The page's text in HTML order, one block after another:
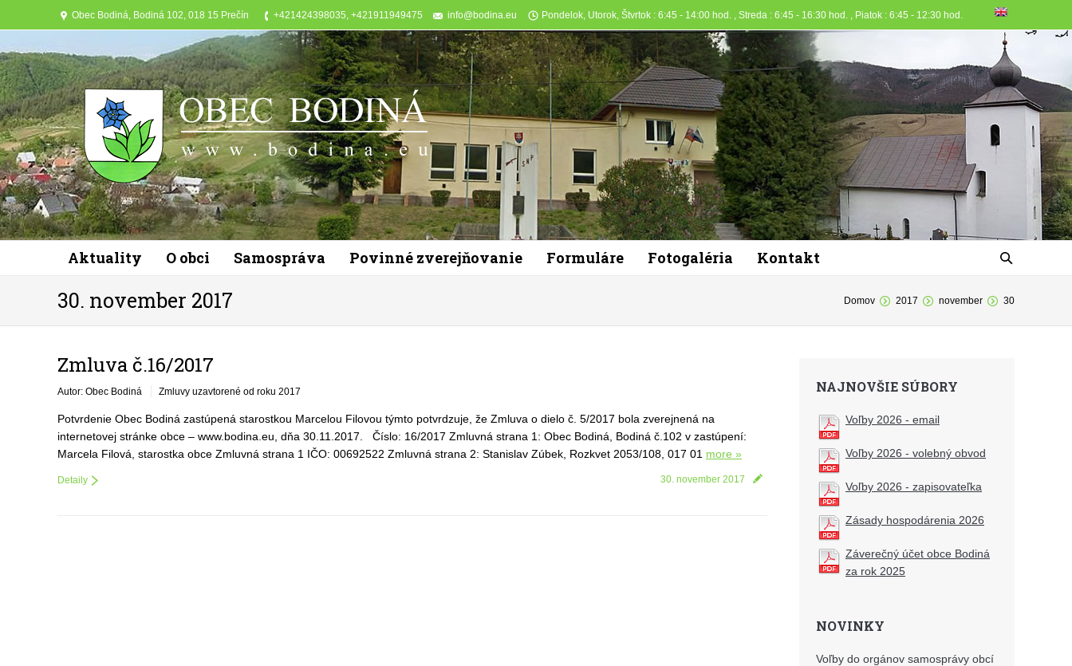
Obec Bodiná, Bodiná 102, 018 15 Prečín +421424398035, +421911949475 info@bodina.eu Pondelok, Utorok, Štvrtok : 6:45 - 14:00 hod. , Streda : 6:45 - 16:30 hod. , Piatok : 6:45 - 12:30 hod.
Aktuality O obci Samospráva Povinné zverejňovanie Formuláre Fotogaléria Kontakt
30. november 2017 Domov 2017 november 30
Zmluva č.16/2017
Autor: Obec Bodiná Zmluvy uzavtorené od roku 2017
Potvrdenie Obec Bodiná zastúpená starostkou Marcelou Filovou týmto potvrdzuje, že Zmluva o dielo č. 5/2017 bola zverejnená na
internetovej stránke obce – www.bodina.eu, dňa 30.11.2017. Číslo: 16/2017 Zmluvná strana 1: Obec Bodiná, Bodiná č.102 v zastúpení:
Marcela Filová, starostka obce Zmluvná strana 1 IČO: 00692522 Zmluvná strana 2: Stanislav Zúbek, Rozkvet 2053/108, 017 01 more »
30. november 2017
Detaily
NAJNOVŠIE SÚBORY
Voľby 2026 - email
Voľby 2026 - volebný obvod
Voľby 2026 - zapisovateľka
Zásady hospodárenia 2026
Záverečný účet obce Bodiná
za rok 2025
NOVINKY
Voľby do orgánov samosprávy obcí